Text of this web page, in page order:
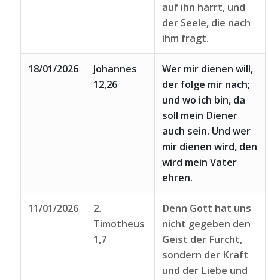
auf ihn harrt, und
der Seele, die nach
ihm fragt.
18/01/2026
Johannes
12,26
Wer mir dienen will,
der folge mir nach;
und wo ich bin, da
soll mein Diener
auch sein. Und wer
mir dienen wird, den
wird mein Vater
ehren.
11/01/2026
2.
Timotheus
1,7
Denn Gott hat uns
nicht gegeben den
Geist der Furcht,
sondern der Kraft
und der Liebe und